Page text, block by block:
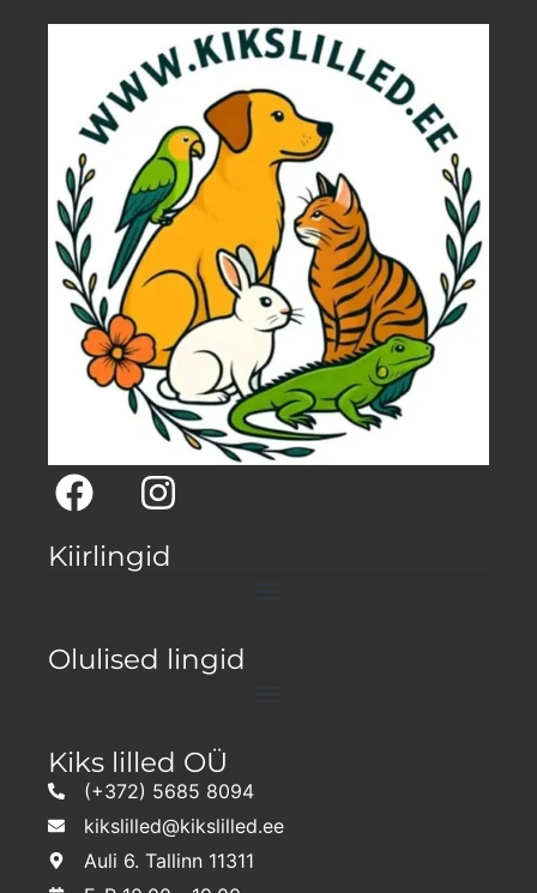
Kiirlingid
Olulised lingid
Kiks lilled OÜ
(+372) 5685 8094
kikslilled@kikslilled.ee
Auli 6. Tallinn 11311